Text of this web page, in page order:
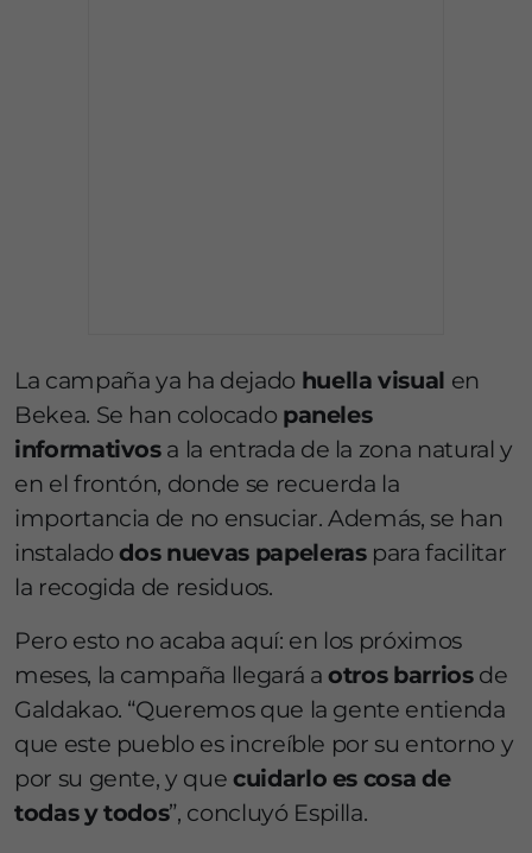
La campaña ya ha dejado huella visual en
Bekea. Se han colocado paneles
informativosa la entrada de la zona natural y
en el frontón, donde se recuerda la
importancia de no ensuciar. Además, se han
instaladodos nuevas papeleraspara facilitar
la recogida de residuos.
Pero esto no acaba aquí: en los próximos
meses, la campaña llegará aotros barriosde
Galdakao. “Queremos que la gente entienda
que este pueblo es increíble por su entorno y
por su gente, y que cuidarlo es cosa de
todas y todos”, concluyó Espilla.